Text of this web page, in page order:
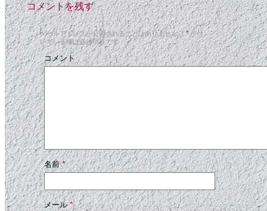
コメントを残す
メールアドレスが公開されることはありません。*が付
いている欄は必須項目です
コメント
名前*
メール*